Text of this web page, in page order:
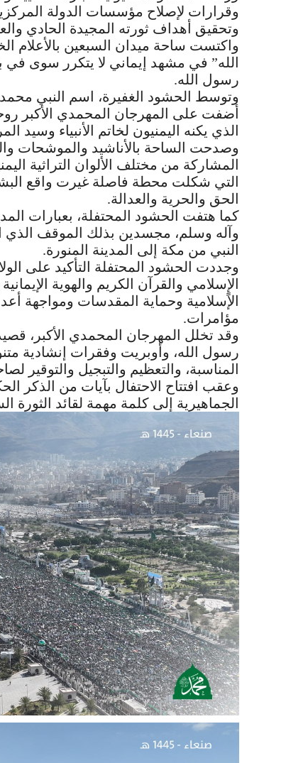
وقرارات لإصلاح مؤسسات الدولة
وتحقيق أهداف ثورته المجيدة الحادي
واكتست ساحة ميدان السبعين بالأعلام
الله” في مشهد إيماني لا يتكرر سوى في
رسول الله.
وتوسط الحشود الغفيرة، اسم النبي
أضفت على المهرجان المحمدي الأكبر
الذي يكنه اليمنيون لخاتم الأنبياء
وصدحت الساحة بالأناشيد والموشحات
المشاركة من مختلف الألوان التراثية
التي شكلت محطة فاصلة غيرت واقع
الحق والحرية والعدالة.
كما هتفت الحشود المحتفلة، بعبارات
وآله وسلم، مجسدين بذلك الموقف الذي
النبي من مكة إلى المدينة المنورة.
وجددت الحشود المحتفلة التأكيد على
الإٍسلامي والقرآن الكريم والهوية
الإسلامية وحماية المقدسات ومواجهة
مؤامرات.
وقد تخلل المهرجان المحمدي الأكبر،
رسول الله، وأوبريت وفقرات إنشادية
المناسبة، والتعظيم والتبجيل والتوقير
وعقب افتتاح الاحتفال بآيات من الذكر
الجماهيرية إلى كلمة مهمة لقائد الثورة